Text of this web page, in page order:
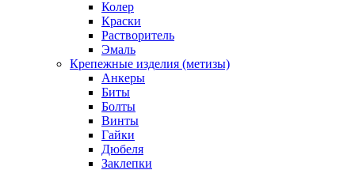
Колер
Краски
Растворитель
Эмаль
Крепежные изделия (метизы)
Анкеры
Биты
Болты
Винты
Гайки
Дюбеля
Заклепки